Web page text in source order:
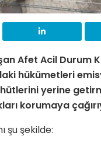
Afet Acil Durum
hükümetleri
yerine
korumaya
şu şekilde: